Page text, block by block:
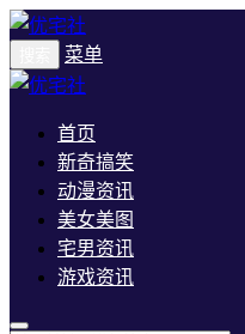
菜单
首页
新奇搞笑
动漫资讯
美女美图
宅男资讯
游戏资讯